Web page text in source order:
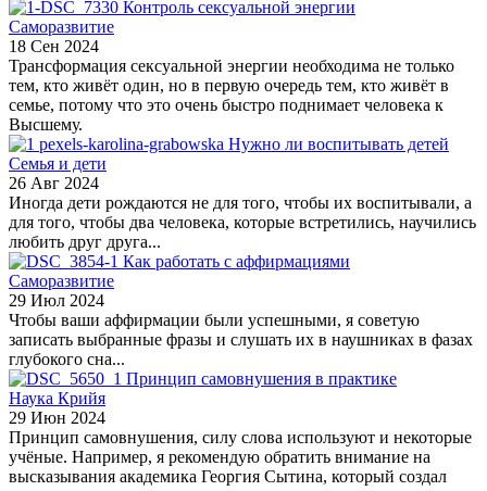
Контроль сексуальной энергии
Саморазвитие
18 Сен 2024
Трансформация сексуальной энергии необходима не только
тем, кто живёт один, но в первую очередь тем, кто живёт в
семье, потому что это очень быстро поднимает человека к
Высшему.
Нужно ли воспитывать детей
Семья и дети
26 Авг 2024
Иногда дети рождаются не для того, чтобы их воспитывали, а
для того, чтобы два человека, которые встретились, научились
любить друг друга...
Как работать с аффирмациями
Саморазвитие
29 Июл 2024
Чтобы ваши аффирмации были успешными, я советую
записать выбранные фразы и слушать их в наушниках в фазах
глубокого сна...
Принцип самовнушения в практике
Наука Крийя
29 Июн 2024
Принцип самовнушения, силу слова используют и некоторые
учёные. Например, я рекомендую обратить внимание на
высказывания академика Георгия Сытина, который создал